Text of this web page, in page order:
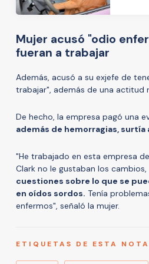
Mujer acusó "odio
fueran a trabajar
Además, acusó a su exjefe de
trabajar", además de una actitud
De hecho, la empresa pagó una
además de hemorragias,
"He trabajado en esta empresa
Clark no le gustaban los
cuestiones sobre lo que se
en oídos sordos. Tenía
enfermos", señaló la mujer.
ETIQUETAS DE ESTA NOTA